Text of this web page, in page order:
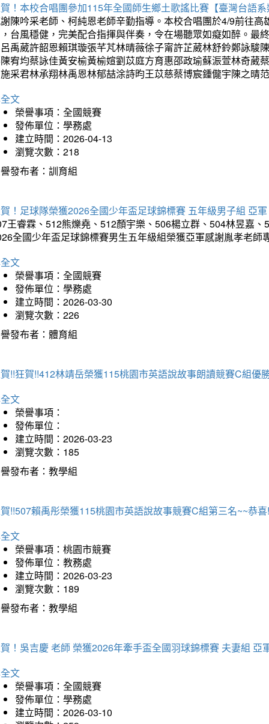
！本校合唱團參加115年全國師生鄉土歌謠比賽【臺灣台語
陳吟采老師、柯純恩老師辛勤指導。本校合唱團於4/9前往
台風穩健，完美配合指揮與伴奏，令在場聽眾如癡如醉。最
禹葳許韶恩賴琪璇張芊芃林晴薇徐子甯許芷葳林舒鈴鄭詠駿
宥均蔡詠佳黃安榆黃榆媗劉苡庭方育惠邵政瑜蘇浱萱林奇葳
采君林承翔林禹恩林郁喆涂詩昀王苡慈蔡博宸鍾儱宇陳之晴
文
榮譽事項：全國競賽
發佈單位：學務處
建立時間：2026-04-13
瀏覽次數：218
發布者：訓育組
！足球隊榮獲2026全國少年盃足球錦標賽 五年級男子組 亞軍
王睿霖、512熊爍堯、512顏宇樂、506楊立群、504林昱嘉
全國少年盃足球錦標賽男生五年級組榮獲亞軍感謝胤孝老師
文
榮譽事項：全國競賽
發佈單位：學務處
建立時間：2026-03-30
瀏覽次數：226
發布者：體育組
!!狂賀!!412林靖岳榮獲115桃園市英語說故事朗讀競賽C組優
文
榮譽事項：
發佈單位：
建立時間：2026-03-23
瀏覽次數：185
發布者：教學組
!!507賴禹彤榮獲115桃園市英語說故事競賽C組第三名~~恭喜
文
榮譽事項：桃園市競賽
發佈單位：教務處
建立時間：2026-03-23
瀏覽次數：189
發布者：教學組
！吳吉慶 老師 榮獲2026年牽手盃全國羽球錦標賽 夫妻組 亞
文
榮譽事項：全國競賽
發佈單位：學務處
建立時間：2026-03-10